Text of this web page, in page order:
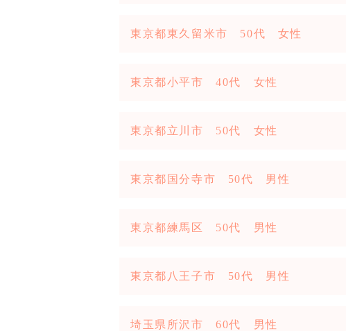
東京都東久留米市 50代 女性
東京都小平市 40代 女性
東京都立川市 50代 女性
東京都国分寺市 50代 男性
東京都練馬区 50代 男性
東京都八王子市 50代 男性
埼玉県所沢市 60代 男性